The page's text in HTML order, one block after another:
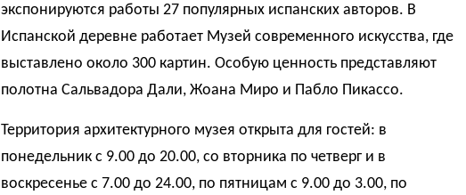
экспонируются работы 27 популярных испанских авторов. В
Испанской деревне работает Музей современного искусства, где
выставлено около 300 картин. Особую ценность представляют
полотна Сальвадора Дали, Жоана Миро и Пабло Пикассо.
Территория архитектурного музея открыта для гостей: в
понедельник с 9.00 до 20.00, со вторника по четверг и в
воскресенье с 7.00 до 24.00, по пятницам с 9.00 до 3.00, по